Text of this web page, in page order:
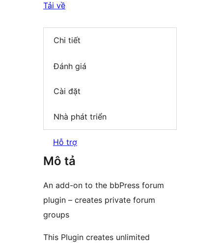
Tải về
Chi tiết
Đánh giá
Cài đặt
Nhà phát triển
Hỗ trợ
Mô tả
An add-on to the bbPress forum
plugin – creates private forum
groups
This Plugin creates unlimited